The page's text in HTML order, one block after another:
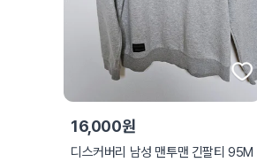
16,000원
디스커버리 남성 맨투맨 긴팔티 95M